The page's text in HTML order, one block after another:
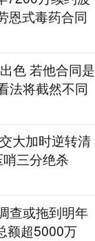
恩式毒药合同
色 若他合同是
法将截然不同
大加时逆转清
三分绝杀
查或拖到明年
额超5000万